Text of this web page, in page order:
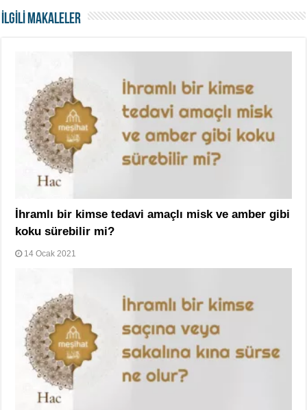
İLGİLİ MAKALELER
İhramlı bir kimse tedavi amaçlı misk ve amber gibi
koku sürebilir mi?
14 Ocak 2021